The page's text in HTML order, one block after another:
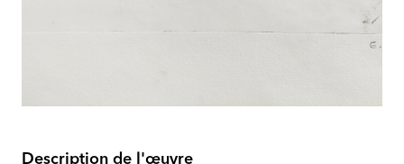
Description de l'œuvre